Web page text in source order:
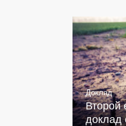
Доклад
Второй
доклад